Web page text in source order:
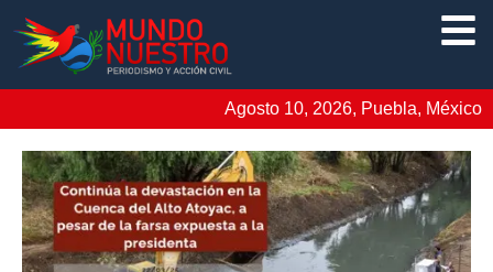
Agosto 10, 2026, Puebla, México